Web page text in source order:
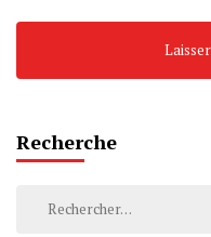
Recherche
Rechercher :